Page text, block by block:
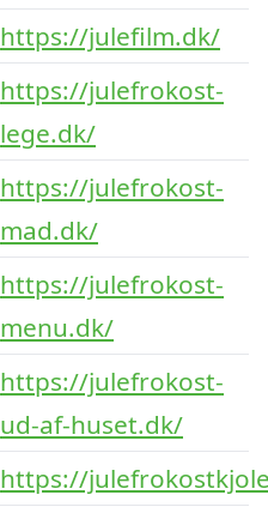
https://julefilm.dk/
https://julefrokost-
lege.dk/
https://julefrokost-
mad.dk/
https://julefrokost-
menu.dk/
https://julefrokost-
ud-af-huset.dk/
https://